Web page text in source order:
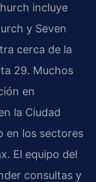
incluye
y Seven
cerca de la
29. Muchos
en
la Ciudad
en los sectores
El equipo del
consultas y